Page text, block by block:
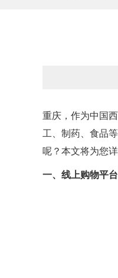
重庆，作为中国
工、制药、食品
呢？本文将为您
一、线上购物平